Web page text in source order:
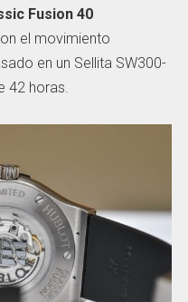
Fusion 40
el movimiento
en un Sellita SW300-
42 horas.